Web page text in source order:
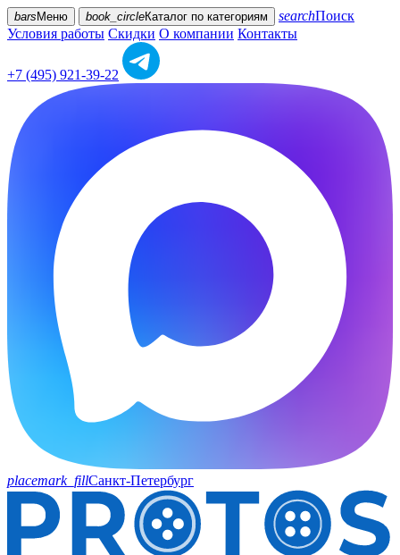
bars Меню book_circleКаталог по категориям searchПоиск
Условия работы Скидки О компании Контакты
+7 (495) 921-39-22
placemark_fillСанкт-Петербург